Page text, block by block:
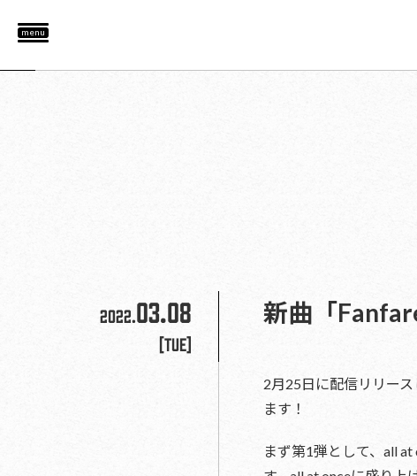
menu
2022.03.08
[Tue]
新曲「
2月25日に配信リリー
ます！
まず第1弾として、all